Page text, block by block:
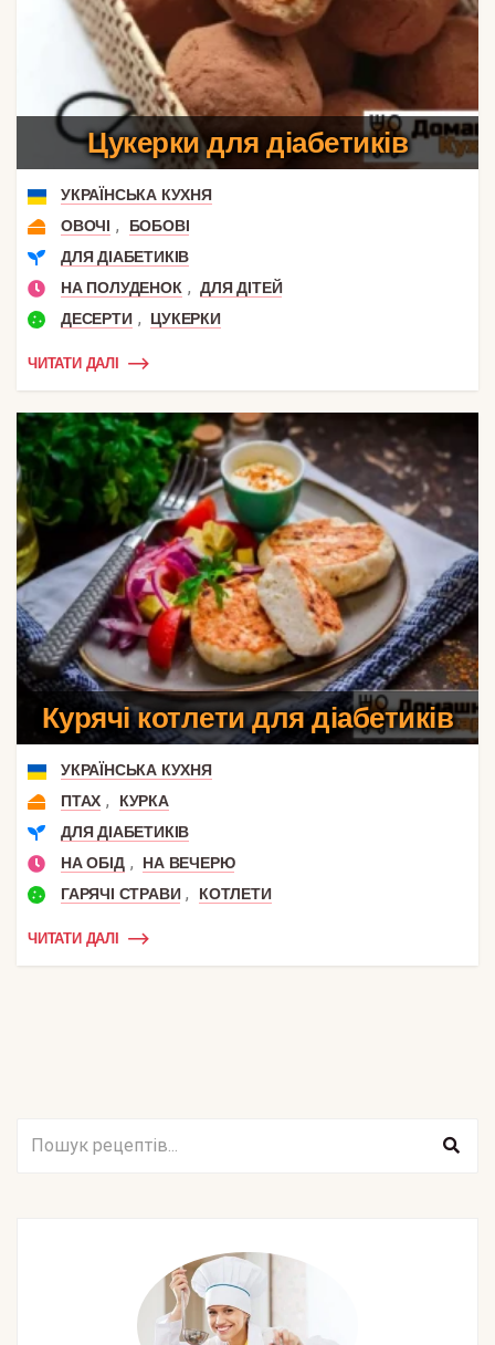
Цукерки для діабетиків
УКРАЇНСЬКА КУХНЯ
ОВОЧІ ,
БОБОВІ
ДЛЯ ДІАБЕТИКІВ
НА ПОЛУДЕНОК , ДЛЯ ДІТЕЙ
ДЕСЕРТИ , ЦУКЕРКИ
ЧИТАТИ ДАЛІ
Курячі котлети для діабетиків
УКРАЇНСЬКА КУХНЯ
ПТАХ ,
КУРКА
ДЛЯ ДІАБЕТИКІВ
НА ОБІД ,
НА ВЕЧЕРЮ
ГАРЯЧІ СТРАВИ , КОТЛЕТИ
ЧИТАТИ ДАЛІ